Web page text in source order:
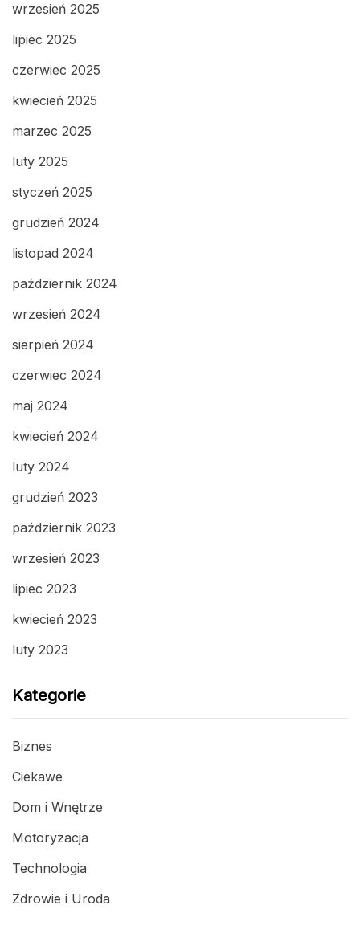
wrzesień 2025
lipiec 2025
czerwiec 2025
kwiecień 2025
marzec 2025
luty 2025
styczeń 2025
grudzień 2024
listopad 2024
październik 2024
wrzesień 2024
sierpień 2024
czerwiec 2024
maj 2024
kwiecień 2024
luty 2024
grudzień 2023
październik 2023
wrzesień 2023
lipiec 2023
kwiecień 2023
luty 2023
Kategorie
Biznes
Ciekawe
Dom i Wnętrze
Motoryzacja
Technologia
Zdrowie i Uroda